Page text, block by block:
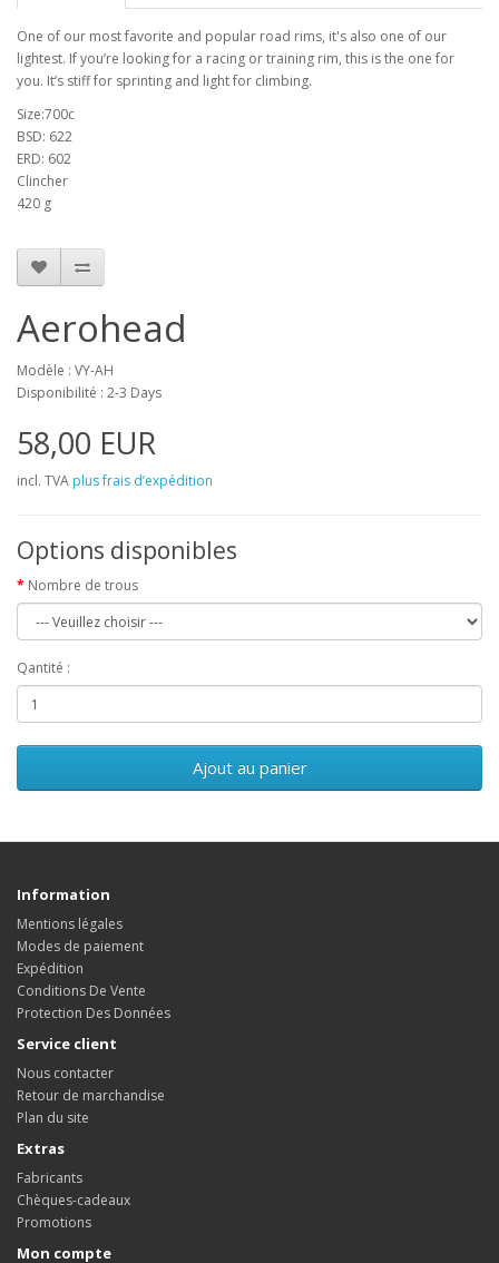
One of our most favorite and popular road rims, it's also one of our
lightest. If you’re looking for a racing or training rim, this is the one for
you. It’s stiff for sprinting and light for climbing.
Size:700c
BSD: 622
ERD: 602
Clincher
420 g
Aerohead
Modèle : VY-AH
Disponibilité : 2-3 Days
58,00 EUR
incl. TVA plus frais d’expédition
Options disponibles
Nombre de trous
Qantité :
Ajout au panier
Information
Mentions légales
Modes de paiement
Expédition
Conditions De Vente
Protection Des Données
Service client
Nous contacter
Retour de marchandise
Plan du site
Extras
Fabricants
Chèques-cadeaux
Promotions
Mon compte